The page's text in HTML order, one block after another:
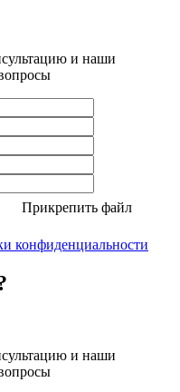
и наши
Прикрепить файл
конфиденциальности
и наши